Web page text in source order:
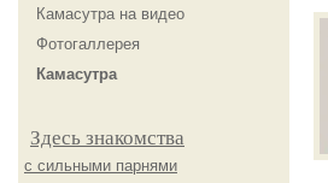
Камасутра на видео
Фотогаллерея
Камасутра
Здесь знакомства
с сильными парнями